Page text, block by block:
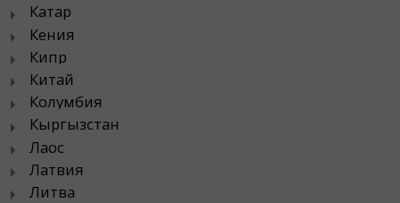
Катар
Кения
Кипр
Китай
Колумбия
Кыргызстан
Лаос
Латвия
Литва